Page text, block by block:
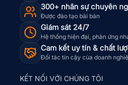
300+ nhân sự chuyên
Được đào tạo bài bản
Giám sát 24/7
Hệ thống hiện đại, phản ứng
Cam kết uy tín & chất
Đối tác tin cậy của doanh
KẾT NỐI VỚI CHÚNG TÔI